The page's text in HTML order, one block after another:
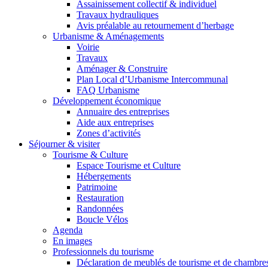
Assainissement collectif & individuel
Travaux hydrauliques
Avis préalable au retournement d’herbage
Urbanisme & Aménagements
Voirie
Travaux
Aménager & Construire
Plan Local d’Urbanisme Intercommunal
FAQ Urbanisme
Développement économique
Annuaire des entreprises
Aide aux entreprises
Zones d’activités
Séjourner & visiter
Tourisme & Culture
Espace Tourisme et Culture
Hébergements
Patrimoine
Restauration
Randonnées
Boucle Vélos
Agenda
En images
Professionnels du tourisme
Déclaration de meublés de tourisme et de